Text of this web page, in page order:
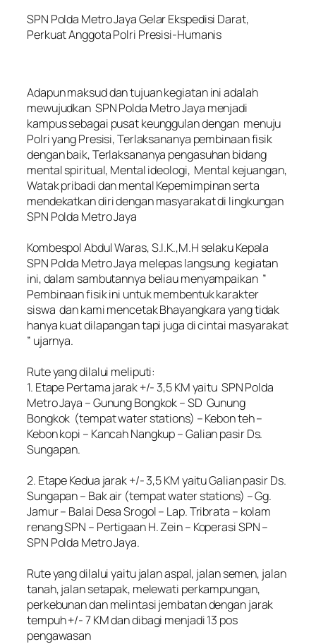
SPN Polda Metro Jaya Gelar Ekspedisi Darat,
Perkuat Anggota Polri Presisi-Humanis
‎Adapun maksud dan tujuan kegiatan ini adalah
mewujudkan SPN Polda Metro Jaya menjadi
kampus sebagai pusat keunggulan dengan menuju
Polri yang Presisi, Terlaksananya pembinaan fisik
dengan baik, Terlaksananya pengasuhan bidang
mental spiritual, Mental ideologi, Mental kejuangan,
Watak pribadi dan mental Kepemimpinan serta
mendekatkan diri dengan masyarakat di lingkungan
SPN Polda Metro Jaya
‎Kombespol Abdul Waras, S.I.K.,M.H selaku Kepala
SPN Polda Metro Jaya melepas langsung kegiatan
ini, dalam sambutannya beliau menyampaikan ”
Pembinaan fisik ini untuk membentuk karakter
siswa dan kami mencetak Bhayangkara yang tidak
hanya kuat dilapangan tapi juga di cintai masyarakat
” ujarnya.
‎Rute yang dilalui meliputi:
‎1. Etape Pertama jarak +/- 3,5 KM yaitu SPN Polda
Metro Jaya – Gunung Bongkok – SD Gunung
Bongkok (tempat water stations) – Kebon teh –
Kebon kopi – Kancah Nangkup – Galian pasir Ds.
Sungapan.
‎2. Etape Kedua jarak +/- 3,5 KM yaitu Galian pasir Ds.
Sungapan – Bak air (tempat water stations) – Gg.
Jamur – Balai Desa Srogol – Lap. Tribrata – kolam
renang SPN – Pertigaan H. Zein – Koperasi SPN –
SPN Polda Metro Jaya.
‎Rute yang dilalui yaitu jalan aspal, jalan semen, jalan
tanah, jalan setapak, melewati perkampungan,
perkebunan dan melintasi jembatan dengan jarak
tempuh +/- 7 KM dan dibagi menjadi 13 pos
pengawasan